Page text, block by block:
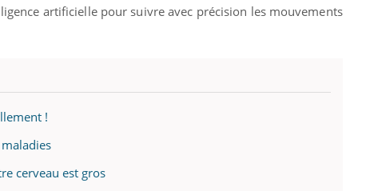
artificielle pour suivre avec précision les mouvements
!
cerveau est gros